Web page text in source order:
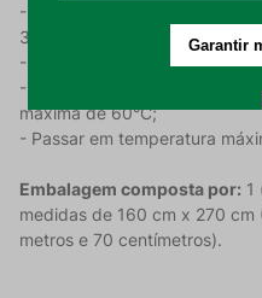
- Lavar em processo suave,
30°C;
- Não alvejar nem limpar a
- Permitido secar em
máxima de 60°C;
- Passar em temperatura
Embalagem composta por: 1
medidas de 160 cm x 270
metros e 70 centímetros).